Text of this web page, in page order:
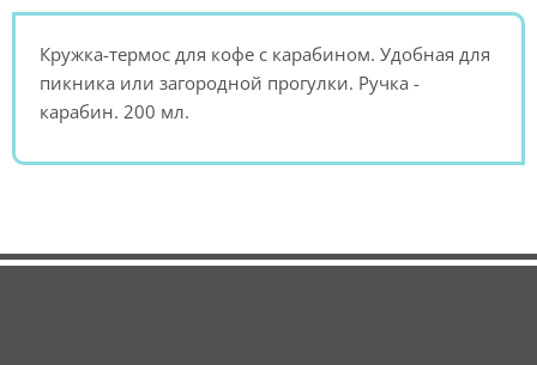
Кружка-термос для кофе с карабином. Удобная для
пикника или загородной прогулки. Ручка -
карабин. 200 мл.